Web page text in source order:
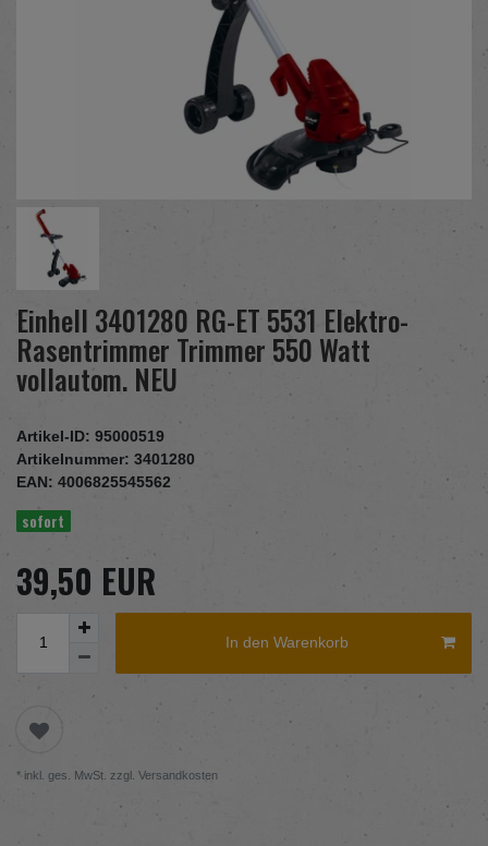
Einhell 3401280 RG-ET 5531 Elektro-
Rasentrimmer Trimmer 550 Watt
vollautom. NEU
Artikel-ID: 95000519
Artikelnummer: 3401280
EAN: 4006825545562
sofort
39,50 EUR
In den Warenkorb
* inkl. ges. MwSt. zzgl. Versandkosten